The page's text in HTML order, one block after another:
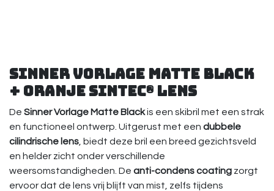
Sinner Vorlage Matte Black
+ Oranje Sintec® Lens
De Sinner Vorlage Matte Blackis een skibril met een strak
en functioneel ontwerp. Uitgerust met een dubbele
cilindrische lens , biedt deze bril een breed gezichtsveld
en helder zicht onder verschillende
weersomstandigheden. De anti-condens coating zorgt
ervoor dat de lens vrij blijft van mist, zelfs tijdens